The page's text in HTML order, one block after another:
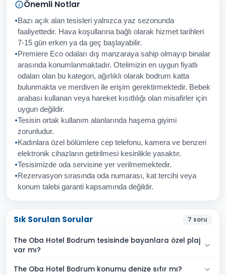
Önemli Notlar
Bazı açık alan tesisleri yalnızca yaz sezonunda
faaliyettedir. Hava koşullarına bağlı olarak hizmet tarihleri
7-15 gün erken ya da geç başlayabilir.
Premiere Eco odaları dış manzaraya sahip olmayıp binalar
arasında konumlanmaktadır. Otelimizin en uygun fiyatlı
odaları olan bu kategori, ağırlıklı olarak bodrum katta
bulunmakta ve merdiven ile erişim gerektirmektedir. Bebek
arabası kullanan veya hareket kısıtlılığı olan misafirler için
uygun değildir.
Tesisin ortak kullanım alanlarında haşema giyimi
zorunludur.
Kadınlara özel bölümlere cep telefonu, kamera ve benzeri
elektronik cihazların getirilmesi kesinlikle yasaktır.
Tesisimizde oda servisine yer verilmemektedir.
Rezervasyon sırasında oda numarası, kat tercihi veya
konum talebi garanti kapsamında değildir.
Sık Sorulan Sorular 7 soru
The Oba Hotel Bodrum tesisinde bayanlara özel plaj
var mı?
The Oba Hotel Bodrum konumu denize sıfır mı?